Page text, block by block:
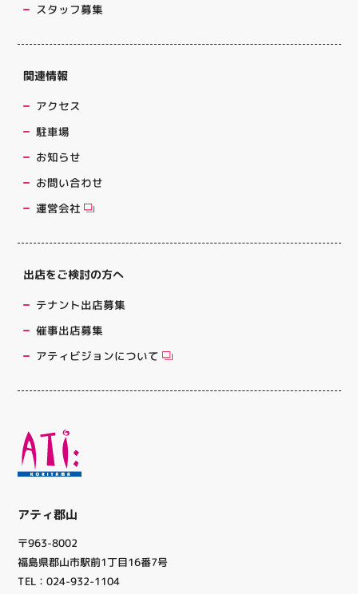
アティ郡山
〒963-8002
福島県郡山市駅前1丁目16番7号
TEL：024-932-1104
スタッフ募集
関連情報
アクセス
駐車場
お知らせ
お問い合わせ
運営会社
出店をご検討の方へ
テナント出店募集
催事出店募集
アティビジョンについて